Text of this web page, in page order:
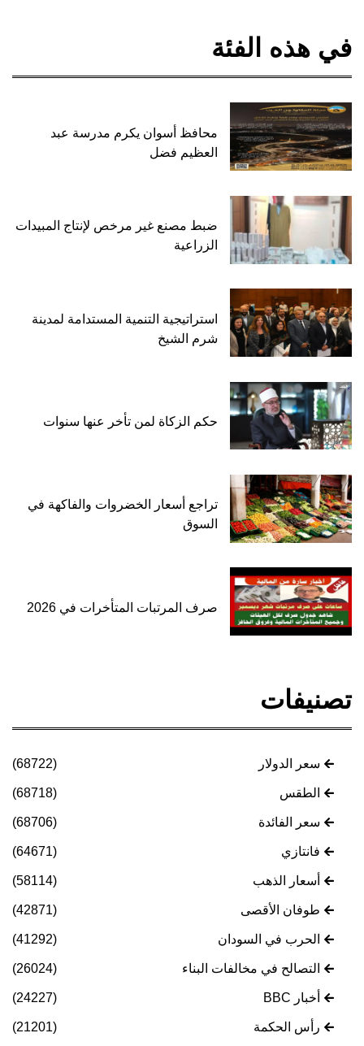
في هذه الفئة
محافظ أسوان يكرم مدرسة عبد
العظيم فضل
ضبط مصنع غير مرخص لإنتاج المبيدات
الزراعية
استراتيجية التنمية المستدامة لمدينة
شرم الشيخ
حكم الزكاة لمن تأخر عنها سنوات
تراجع أسعار الخضروات والفاكهة في
السوق
صرف المرتبات المتأخرات في 2026
تصنيفات
سعر الدولار (68722)
الطقس (68718)
سعر الفائدة (68706)
فانتازي (64671)
أسعار الذهب (58114)
طوفان الأقصى (42871)
الحرب في السودان (41292)
التصالح في مخالفات البناء (26024)
أخبار BBC (24227)
رأس الحكمة (21201)